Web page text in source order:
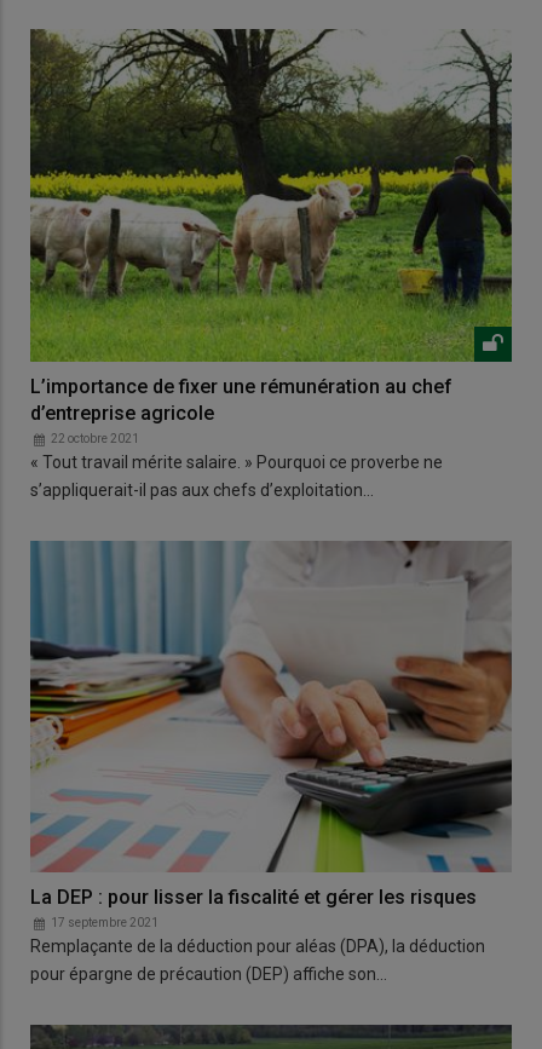
L’importance de fixer une rémunération au chef
d’entreprise agricole
22 octobre 2021
« Tout travail mérite salaire. » Pourquoi ce proverbe ne
s’appliquerait-il pas aux chefs d’exploitation…
La DEP : pour lisser la fiscalité et gérer les risques
17 septembre 2021
Remplaçante de la déduction pour aléas (DPA), la déduction
pour épargne de précaution (DEP) affiche son…